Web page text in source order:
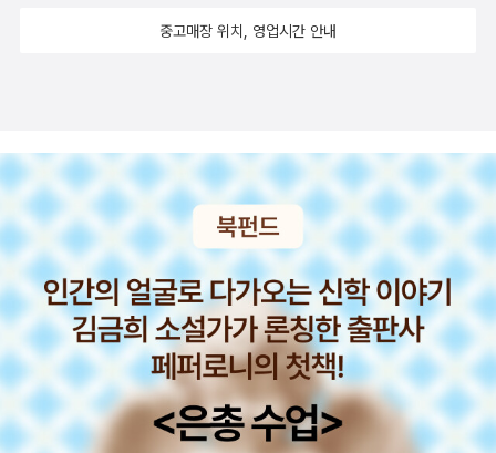
듯 백성을 돌보고 민생을 돌본다면 얼마나 살기 좋은 곳일 될까 생각
중고매장 위치, 영업시간 안내